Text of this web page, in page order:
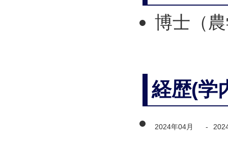
博士（
経歴(学
2024年04月 -